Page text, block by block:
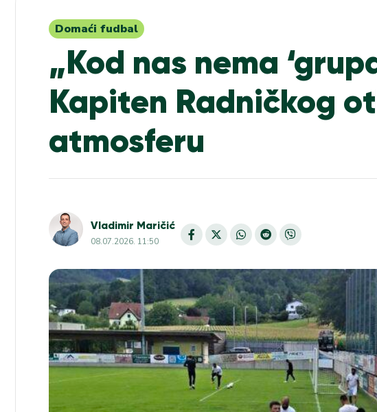
Domaći fudbal
„Kod nas nema
Kapiten Radničkog
atmosferu
Vladimir Maričić
08.07.2026. 11:50